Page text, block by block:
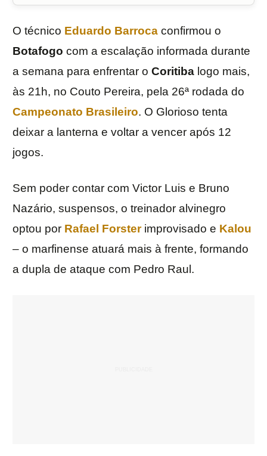
O técnico Eduardo Barroca confirmou o
Botafogo com a escalação informada durante
a semana para enfrentar o Coritiba logo mais,
às 21h, no Couto Pereira, pela 26ª rodada do
Campeonato Brasileiro. O Glorioso tenta
deixar a lanterna e voltar a vencer após 12
jogos.
Sem poder contar com Victor Luis e Bruno
Nazário, suspensos, o treinador alvinegro
optou por Rafael Forsterimprovisado e Kalou
– o marfinense atuará mais à frente, formando
a dupla de ataque com Pedro Raul.